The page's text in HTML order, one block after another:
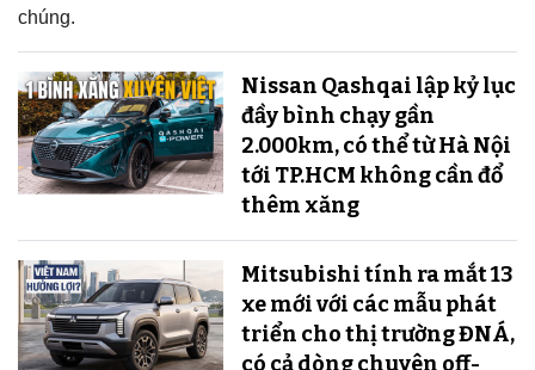
chúng.
Nissan Qashqai lập kỷ lục
đầy bình chạy gần
2.000km, có thể từ Hà Nội
tới TP.HCM không cần đổ
thêm xăng
Mitsubishi tính ra mắt 13
xe mới với các mẫu phát
triển cho thị trường ĐNÁ,
có cả dòng chuyên off-